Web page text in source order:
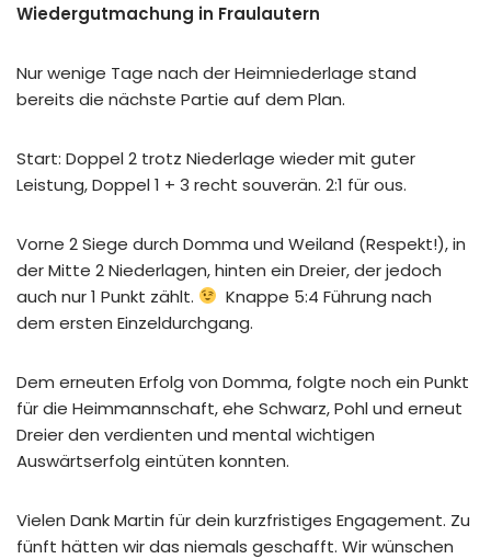
Wiedergutmachung in Fraulautern
Nur wenige Tage nach der Heimniederlage stand
bereits die nächste Partie auf dem Plan.
Start: Doppel 2 trotz Niederlage wieder mit guter
Leistung, Doppel 1 + 3 recht souverän. 2:1 für ous.
Vorne 2 Siege durch Domma und Weiland (Respekt!), in
der Mitte 2 Niederlagen, hinten ein Dreier, der jedoch
auch nur 1 Punkt zählt.
Knappe 5:4 Führung nach
dem ersten Einzeldurchgang.
Dem erneuten Erfolg von Domma, folgte noch ein Punkt
für die Heimmannschaft, ehe Schwarz, Pohl und erneut
Dreier den verdienten und mental wichtigen
Auswärtserfolg eintüten konnten.
Vielen Dank Martin für dein kurzfristiges Engagement. Zu
fünft hätten wir das niemals geschafft. Wir wünschen